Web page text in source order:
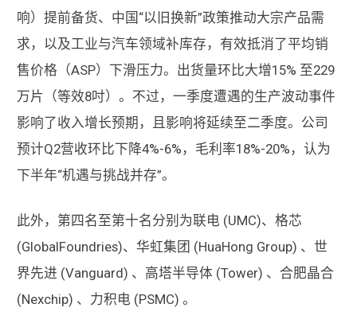
响）提前备货、中国“以旧换新”政策推动大宗产品需
求，以及工业与汽车领域补库存，有效抵消了平均销
售价格（ASP）下滑压力。出货量环比大增15% 至229
万片（等效8吋）。不过，一季度遭遇的生产波动事件
影响了收入增长预期，且影响将延续至二季度。公司
预计Q2营收环比下降4%-6%，毛利率18%-20%，认为
下半年“机遇与挑战并存”。
此外，第四名至第十名分别为联电 (UMC)、格芯
(GlobalFoundries)、华虹集团 (HuaHong Group) 、世
界先进 (Vanguard) 、高塔半导体 (Tower) 、合肥晶合
(Nexchip) 、力积电 (PSMC) 。